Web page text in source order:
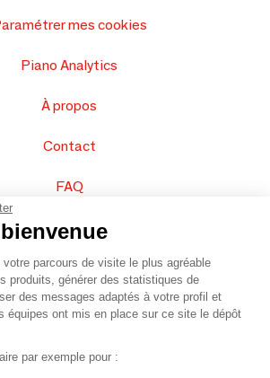
mes cookies
Piano Analytics
À propos
Contact
FAQ
Vendez vos produits
Plan du site
–Organisation SAFI
parcours de visite le plus agréable
produits, générer des statistiques de
des messages adaptés à votre profil et
équipes ont mis en place sur ce site le dépôt
par exemple pour :